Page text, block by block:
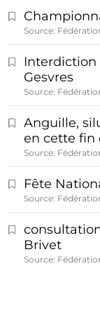
Source:
Interdiction
Gesvres
Source:
Anguille,
en cette fin
Source:
Fête
Source:
Brivet
Source: